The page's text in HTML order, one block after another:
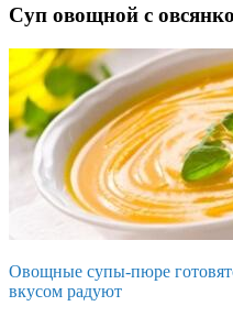
Суп овощной с
Овощные супы-пюре
вкусом радуют